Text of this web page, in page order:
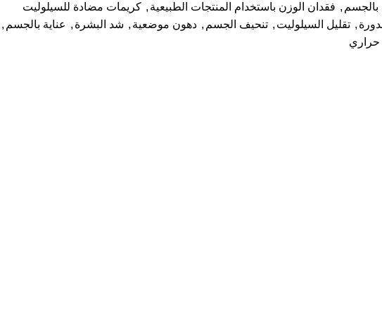
بالجسم , فقدان الوزن باستخدام المنتجات الطبيعية , كريمات مضادة للسيلوليت
, تقليل السيلوليت , تنحيف الجسم , دهون موضعية , شد البشرة , عناية بالجسم ,
حراري